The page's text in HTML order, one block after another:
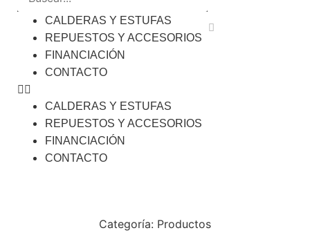
CALDERAS Y ESTUFAS
REPUESTOS Y ACCESORIOS
FINANCIACIÓN
CONTACTO
CALDERAS Y ESTUFAS
REPUESTOS Y ACCESORIOS
FINANCIACIÓN
CONTACTO
Categoría: Productos